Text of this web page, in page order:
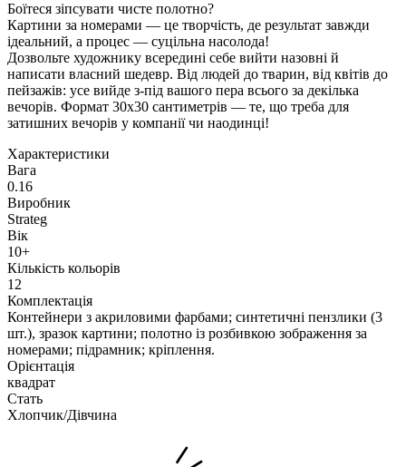
Боїтеся зіпсувати чисте полотно?
Картини за номерами — це творчість, де результат завжди
ідеальний, а процес — суцільна насолода!
Дозвольте художнику всередині себе вийти назовні й
написати власний шедевр. Від людей до тварин, від квітів до
пейзажів: усе вийде з-під вашого пера всього за декілька
вечорів. Формат 30х30 сантиметрів — те, що треба для
затишних вечорів у компанії чи наодинці!
Характеристики
Вага
0.16
Виробник
Strateg
Вік
10+
Кількість кольорів
12
Комплектація
Контейнери з акриловими фарбами; синтетичні пензлики (3
шт.), зразок картини; полотно із розбивкою зображення за
номерами; підрамник; кріплення.
Орієнтація
квадрат
Стать
Хлопчик/Дiвчина